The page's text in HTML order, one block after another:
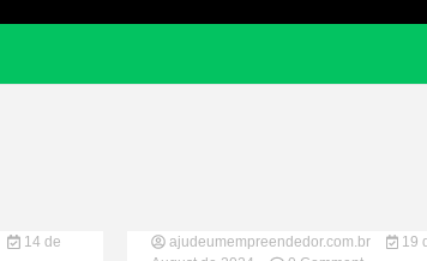
14 de
ajudeumempreendedor.com.br
19